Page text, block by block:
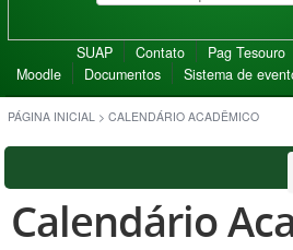
SUAP Contato Pag Tesouro
Moodle
Documentos Sistema de
PÁGINA INICIAL > CALENDÁRIO ACADÊMICO
Calendário